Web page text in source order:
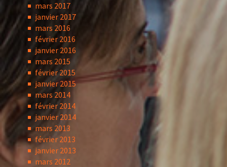
mars 2017
janvier 2017
mars 2016
février 2016
janvier 2016
mars 2015
février 2015
janvier 2015
mars 2014
février 2014
janvier 2014
mars 2013
février 2013
janvier 2013
mars 2012